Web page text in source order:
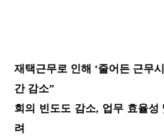
재택근무로 인해 ‘줄어든 근무
간 감소”
회의 빈도도 감소, 업무 효율
려